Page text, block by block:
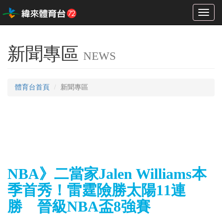
Toggle
新聞專區 NEWS
體育台首頁 新聞專區
NBA》二當家Jalen Williams本
季首秀！雷霆險勝太陽11連
勝 晉級NBA盃8強賽